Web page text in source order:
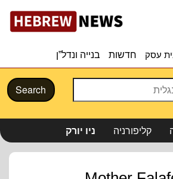
עסק חדשות בנייה ונדל”ן
Search
ניו יורק קליפורניה